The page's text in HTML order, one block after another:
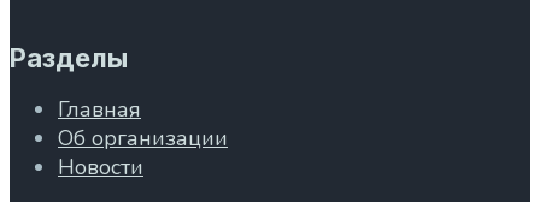
Разделы
Главная
Об организации
Новости